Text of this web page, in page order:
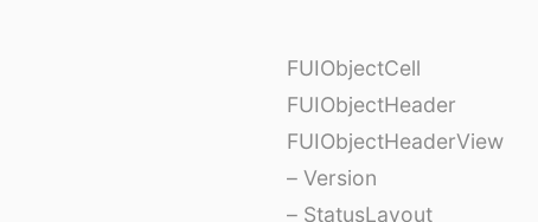
FUIObjectCell
FUIObjectHeader
FUIObjectHeaderView
– Version
– StatusLayout